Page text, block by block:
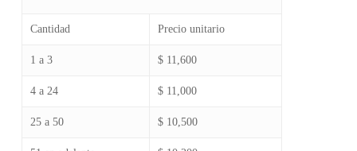
Cantidad Precio unitario
1 a 3 $ 11,600
4 a 24 $ 11,000
25 a 50 $ 10,500